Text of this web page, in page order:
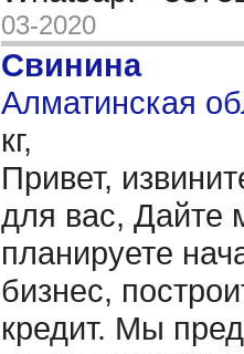
03-2020
Свинина
Алматинская
кг,
Привет,
для вас, Дайте
планируете
бизнес,
кредит. Мы